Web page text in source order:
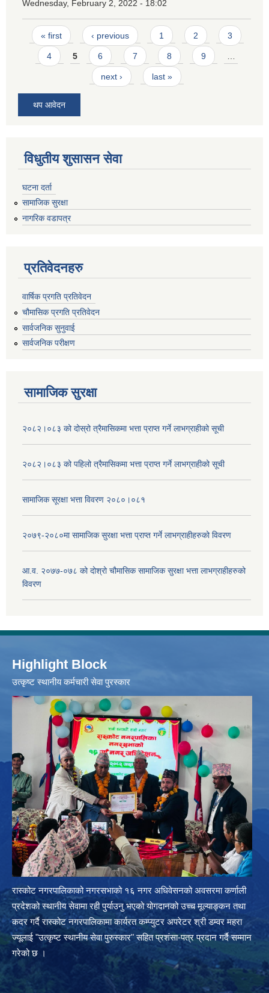
Wednesday, February 2, 2022 - 18:02
Pages
« first ‹ previous 1 2 3
4 5 6 7 8 9 …
next › last »
थप आवेदन
विधुतीय शुसासन सेवा
घटना दर्ता
सामाजिक सुरक्षा
नागरिक वडापत्र
प्रतिवेदनहरु
वार्षिक प्रगति प्रतिवेदन
चौमासिक प्रगति प्रतिवेदन
सार्वजनिक सुनुवाई
सार्वजनिक परीक्षण
सामाजिक सुरक्षा
२०८२।०८३ को दोस्रो त्रैमासिकमा भत्ता प्राप्‍त गर्ने लाभग्राहीको सूची
२०८२।०८३ को पहिलो त्रैमासिकमा भत्ता प्राप्‍त गर्ने लाभग्राहीको सूची
सामाजिक सूरक्षा भत्ता विवरण २०८०।०८१
२०७९-२०८०मा सामाजिक सुरक्षा भत्ता प्राप्त गर्ने लाभग्राहीहरुको विवरण
आ.व. २०७७-०७८ को दोश्रो चौमासिक सामाजिक सुरक्षा भत्ता लाभग्राहीहरुको
विवरण
Highlight Block
उत्‍कृष्ट स्थानीय कर्मचारी सेवा पुरस्कार
रास्कोट नगरपालिकाको नगरसभाको १६ नगर अधिवेसनको अवसरमा कर्णाली
प्रदेशको स्थानीय सेवामा रही पुर्याउनु भएको योगदानको उच्च मूल्याङ्कन तथा
कदर गर्दै रास्कोट नगरपालिकामा कार्यरत कम्प्युटर अपरेटर श्री डम्वर महरा
ज्यूलाई "उत्कृष्ट स्थानीय सेवा पुरुस्कार" सहित प्रशंसा-पत्र प्रदान गर्दै सम्मान
गरेको छ ।